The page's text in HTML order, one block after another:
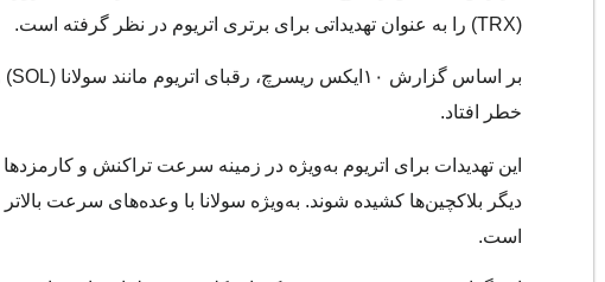
(TRX) را به عنوان تهدیداتی برای برتری اتریوم در نظر گرفته است.
خطر افتاد.
این تهدیدات برای اتریوم به‌ویژه در زمینه سرعت تراکنش و
دیگر بلاکچین‌ها کشیده شوند. به‌ویژه سولانا با وعده‌های سرعت
است.